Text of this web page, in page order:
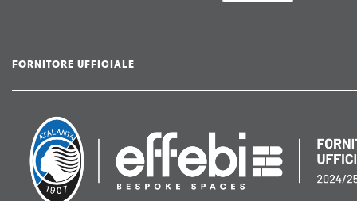
FORNITORE UFFICIALE